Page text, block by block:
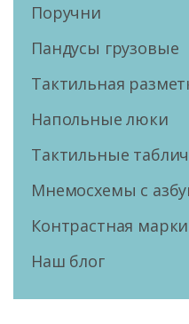
Поручни
Пандусы грузовые
Тактильная
Напольные люки
Тактильные
Мнемосхемы с
Контрастная
Наш блог